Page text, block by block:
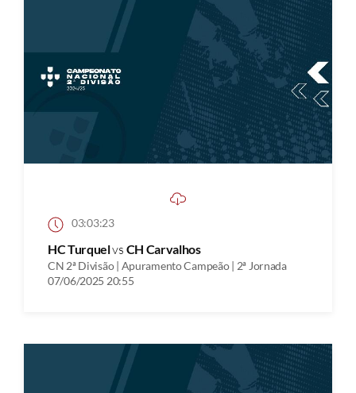
03:03:23
HC Turquelvs CH Carvalhos
CN 2ª Divisão | Apuramento Campeão | 2ª Jornada
07/06/2025 20:55